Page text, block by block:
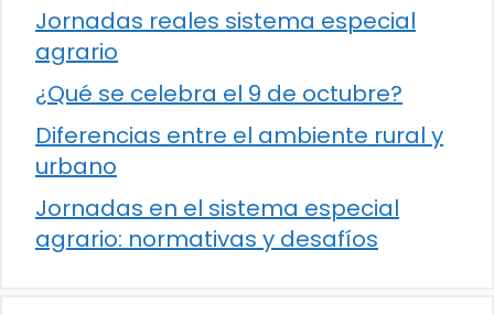
Jornadas reales sistema especial
agrario
¿Qué se celebra el 9 de octubre?
Diferencias entre el ambiente rural y
urbano
Jornadas en el sistema especial
agrario: normativas y desafíos